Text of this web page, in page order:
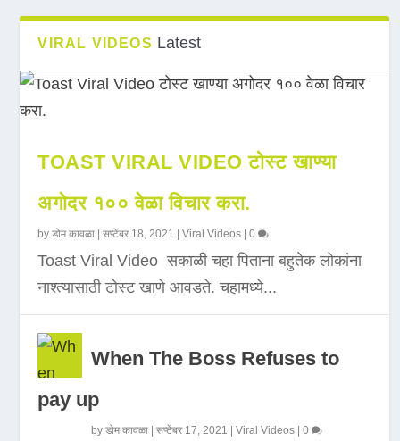
VIRAL VIDEOS Latest
TOAST VIRAL VIDEO टोस्ट खाण्या
अगोदर १०० वेळा विचार करा.
byडोम कावळा |सप्टेंबर 18, 2021 |Viral Videos |0
Toast Viral Video सकाळी चहा पिताना बहुतेक लोकांना
नाश्त्यासाठी टोस्ट खाणे आवडते. चहामध्ये...
When The Boss Refuses to
pay up
byडोम कावळा |सप्टेंबर 17, 2021 |Viral Videos |0